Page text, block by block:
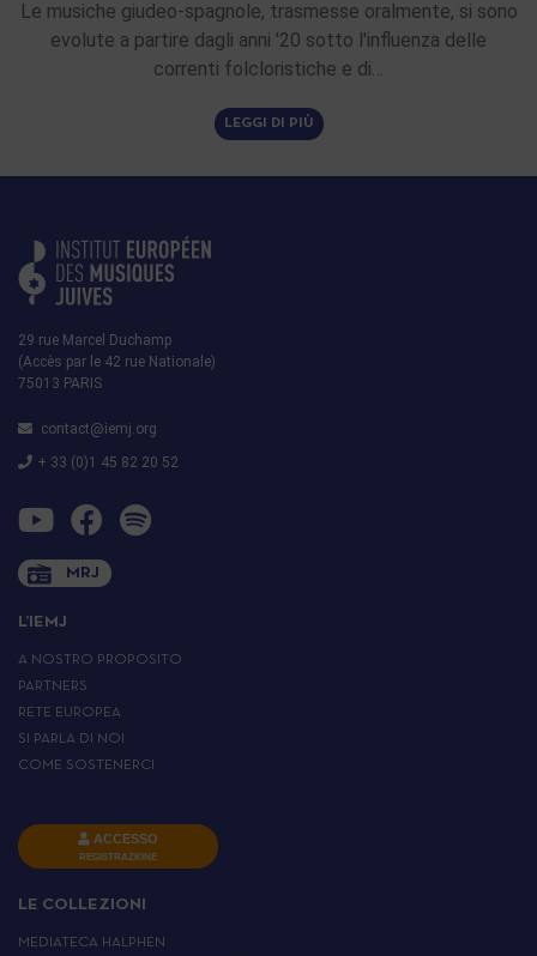
Le musiche giudeo-spagnole, trasmesse oralmente, si sono
evolute a partire dagli anni '20 sotto l'influenza delle
correnti folcloristiche e di…
LEGGI DI PIÙ
29 rue Marcel Duchamp
(Accès par le 42 rue Nationale)
75013 PARIS
contact@iemj.org
+ 33 (0)1 45 82 20 52
MRJ
L’IEMJ
A NOSTRO PROPOSITO
PARTNERS
RETE EUROPEA
SI PARLA DI NOI
COME SOSTENERCI
ACCESSO
REGISTRAZIONE
LE COLLEZIONI
MEDIATECA HALPHEN